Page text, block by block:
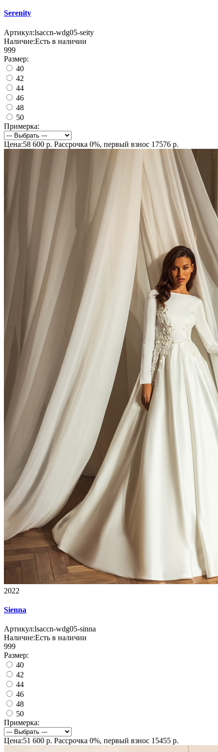
Serenity
Артикул:lsaccn-wdg05-seity
Наличие:Есть в наличии
999
Размер:
40
42
44
46
48
50
Примерка:
Цена:58 600 р. Рассрочка 0%, первый взнос 17576 р.
2022
Sienna
Артикул:lsaccn-wdg05-sinna
Наличие:Есть в наличии
999
Размер:
40
42
44
46
48
50
Примерка:
Цена:51 600 р. Рассрочка 0%, первый взнос 15455 р.